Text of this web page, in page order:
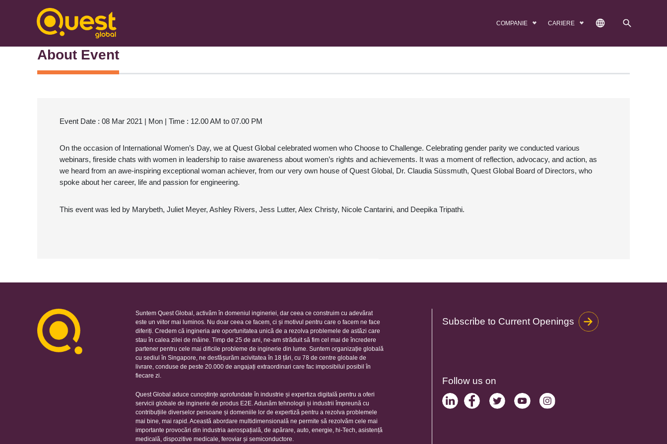
COMPANIE CARIERE
About Event
Event Date : 08 Mar 2021 | Mon |Time : 12.00 AM to 07.00 PM
On the occasion of International Women’s Day, we at Quest Global celebrated women who Choose to Challenge. Celebrating gender parity we conducted various
webinars, fireside chats with women in leadership to raise awareness about women’s rights and achievements. It was a moment of reflection, advocacy, and action, as
we heard from an awe-inspiring exceptional woman achiever, from our very own house of Quest Global, Dr. Claudia Süssmuth, Quest Global Board of Directors, who
spoke about her career, life and passion for engineering.
This event was led by Marybeth, Juliet Meyer, Ashley Rivers, Jess Lutter, Alex Christy, Nicole Cantarini, and Deepika Tripathi.
Subscribe to Current Openings
Follow us on
Suntem Quest Global, activăm în domeniul ingineriei, dar ceea ce construim cu adevărat
este un viitor mai luminos. Nu doar ceea ce facem, ci și motivul pentru care o facem ne face
diferiți. Credem că ingineria are oportunitatea unică de a rezolva problemele de astăzi care
stau în calea zilei de mâine. Timp de 25 de ani, ne-am străduit să fim cel mai de încredere
partener pentru cele mai dificile probleme de inginerie din lume. Suntem organizație globală
cu sediul în Singapore, ne desfășurăm acivitatea în 18 țări, cu 78 de centre globale de
livrare, conduse de peste 20.000 de angajați extraordinari care fac imposibilul posibil în
fiecare zi.
Quest Global aduce cunoștințe aprofundate în industrie și expertiza digitală pentru a oferi
servicii globale de inginerie de produs E2E. Adunăm tehnologii și industrii împreună cu
contribuțiile diverselor persoane și domeniile lor de expertiză pentru a rezolva problemele
mai bine, mai rapid. Această abordare multidimensională ne permite să rezolvăm cele mai
importante provocări din industria aerospațială, de apărare, auto, energie, hi-Tech, asistență
medicală, dispozitive medicale, feroviar și semiconductore.